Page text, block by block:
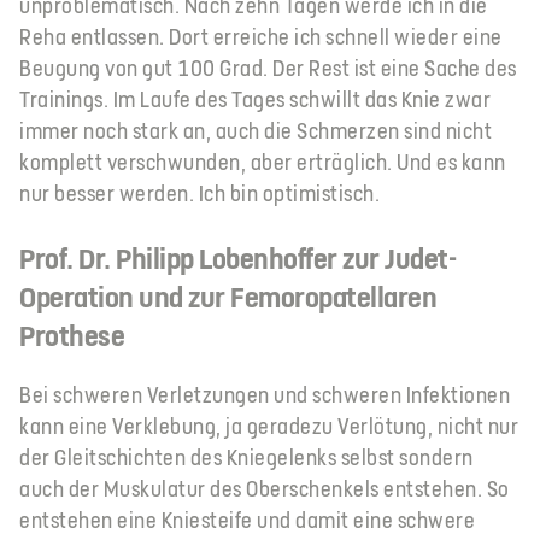
unproblematisch. Nach zehn Tagen werde ich in die
Reha entlassen. Dort erreiche ich schnell wieder eine
Beugung von gut 100 Grad. Der Rest ist eine Sache des
Trainings. Im Laufe des Tages schwillt das Knie zwar
immer noch stark an, auch die Schmerzen sind nicht
komplett verschwunden, aber erträglich. Und es kann
nur besser werden. Ich bin optimistisch.
Prof. Dr. Philipp Lobenhoffer zur Judet-
Operation und zur Femoropatellaren
Prothese
Bei schweren Verletzungen und schweren Infektionen
kann eine Verklebung, ja geradezu Verlötung, nicht nur
der Gleitschichten des Kniegelenks selbst sondern
auch der Muskulatur des Oberschenkels entstehen. So
entstehen eine Kniesteife und damit eine schwere